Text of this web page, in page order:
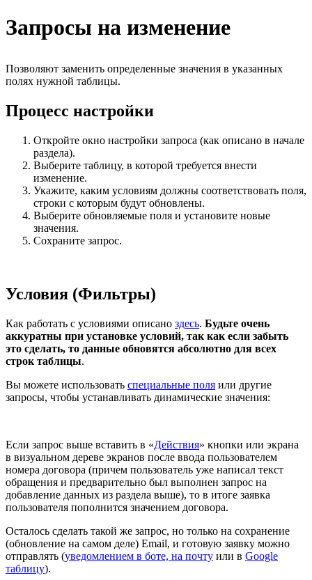
Запросы на изменение
Позволяют заменить определенные значения в указанных
полях нужной таблицы.
Процесс настройки
Откройте окно настройки запроса (как описано в начале
раздела).
Выберите таблицу, в которой требуется внести
изменение.
Укажите, каким условиям должны соответствовать поля,
строки с которым будут обновлены.
Выберите обновляемые поля и установите новые
значения.
Сохраните запрос.
Условия (Фильтры)
Как работать с условиями описано здесь. Будьте очень
аккуратны при установке условий, так как если забыть
это сделать, то данные обновятся абсолютно для всех
строк таблицы.
Вы можете использовать специальные поля или другие
запросы, чтобы устанавливать динамические значения:
Если запрос выше вставить в «Действия» кнопки или экрана
в визуальном дереве экранов после ввода пользователем
номера договора (причем пользователь уже написал текст
обращения и предварительно был выполнен запрос на
добавление данных из раздела выше), то в итоге заявка
пользователя пополнится значением договора.
Осталось сделать такой же запрос, но только на сохранение
(обновление на самом деле) Email, и готовую заявку можно
отправлять (уведомлением в боте, на почту или в Google
таблицу).